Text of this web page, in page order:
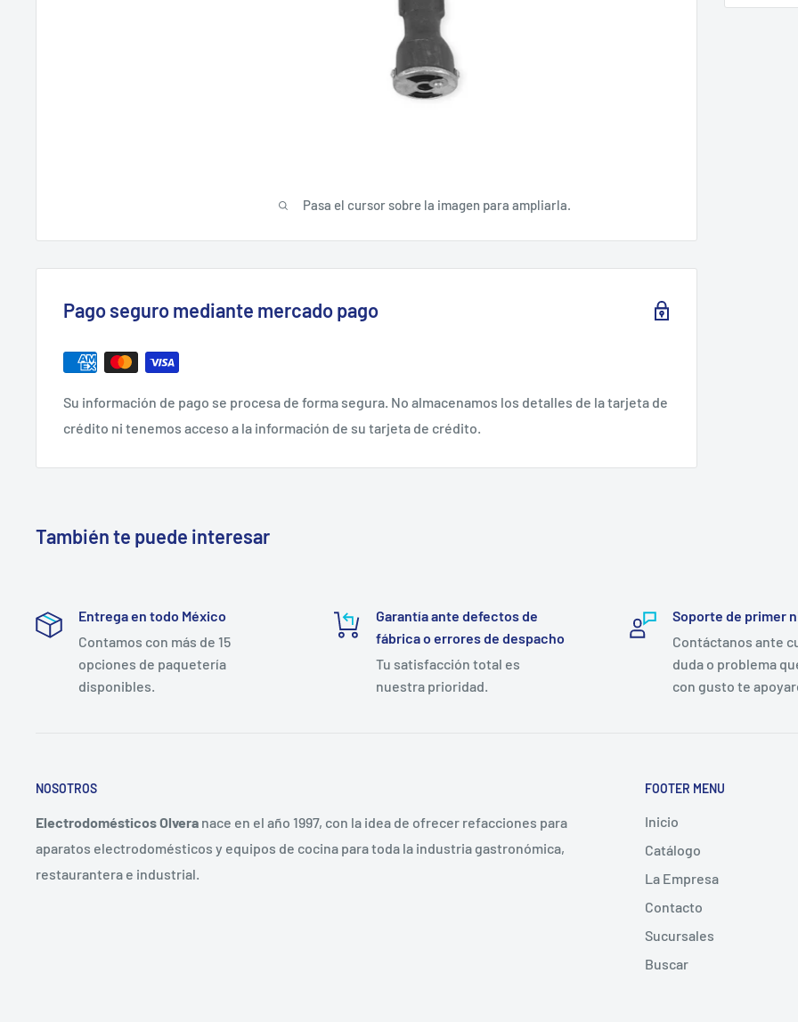
Pasa el cursor sobre la imagen para ampliarla.
Pago seguro mediante mercado pago
Su información de pago se procesa de forma segura. No almacenamos los detalles de la tarjeta de
crédito ni tenemos acceso a la información de su tarjeta de crédito.
También te puede interesar
Entrega en todo México
Contamos con más de 15
opciones de paquetería
disponibles.
Garantía ante defectos de
fábrica o errores de despacho
Tu satisfacción total es
nuestra prioridad.
Soporte de primer
Contáctanos ante
duda o problema
con gusto te
NOSOTROS
Electrodomésticos Olvera nace en el año 1997, con la idea de ofrecer refacciones para
aparatos electrodomésticos y equipos de cocina para toda la industria gastronómica,
restaurantera e industrial.
FOOTER MENU
Inicio
Catálogo
La Empresa
Contacto
Sucursales
Buscar